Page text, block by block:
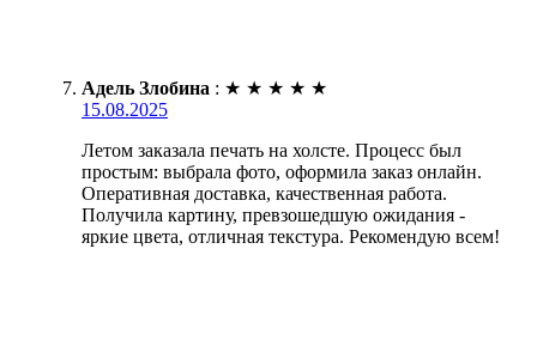
Адель Злобина : ★ ★ ★ ★ ★
15.08.2025
Летом заказала печать на холсте. Процесс был
простым: выбрала фото, оформила заказ онлайн.
Оперативная доставка, качественная работа.
Получила картину, превзошедшую ожидания -
яркие цвета, отличная текстура. Рекомендую всем!